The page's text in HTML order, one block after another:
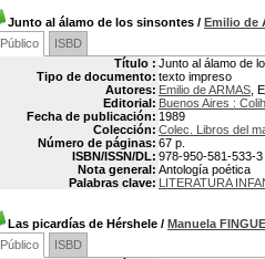
Junto al álamo de los sinsontes / Emilio de
Público
ISBD
Título : Junto al álamo de
Tipo de documento: texto impreso
Autores: Emilio de ARMAS ,
Editorial: Buenos Aires :
Fecha de publicación: 1989
Colección: Colec. Libros del
Número de páginas: 67 p.
ISBN/ISSN/DL: 978-950-581-533-3
Nota general: Antología poética
Palabras clave: LITERATURA
Las picardías de Hérshele / Manuela
Público
ISBD